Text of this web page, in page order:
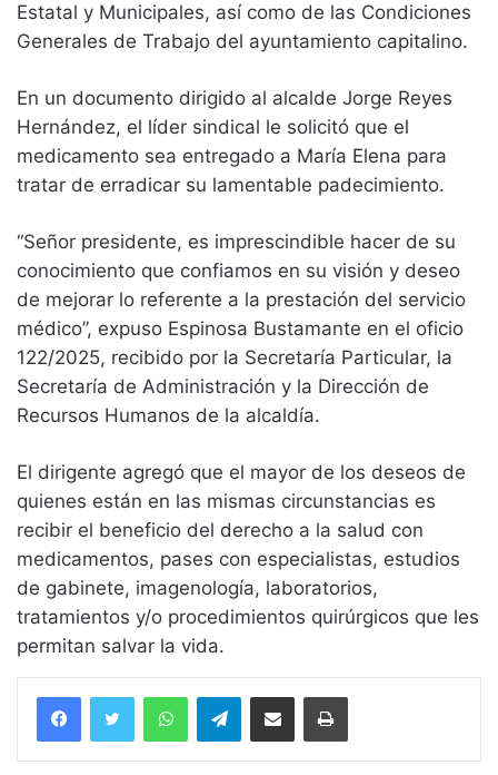
Estatal y Municipales, así como de las Condiciones
Generales de Trabajo del ayuntamiento capitalino.
En un documento dirigido al alcalde Jorge Reyes
Hernández, el líder sindical le solicitó que el
medicamento sea entregado a María Elena para
tratar de erradicar su lamentable padecimiento.
“Señor presidente, es imprescindible hacer de su
conocimiento que confiamos en su visión y deseo
de mejorar lo referente a la prestación del servicio
médico”, expuso Espinosa Bustamante en el oficio
122/2025, recibido por la Secretaría Particular, la
Secretaría de Administración y la Dirección de
Recursos Humanos de la alcaldía.
El dirigente agregó que el mayor de los deseos de
quienes están en las mismas circunstancias es
recibir el beneficio del derecho a la salud con
medicamentos, pases con especialistas, estudios
de gabinete, imagenología, laboratorios,
tratamientos y/o procedimientos quirúrgicos que les
permitan salvar la vida.
WhatsAppTelegramCompartir vía email Imprimir